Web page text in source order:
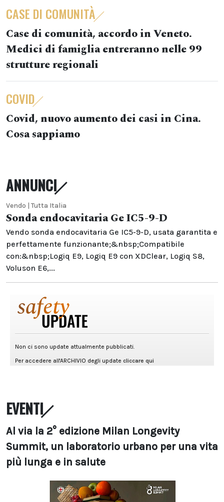
CASE DI COMUNITÀ
Case di comunità, accordo in Veneto.
Medici di famiglia entreranno nelle 99
strutture regionali
COVID
Covid, nuovo aumento dei casi in Cina.
Cosa sappiamo
ANNUNCI
Vendo | Tutta Italia
Sonda endocavitaria Ge IC5-9-D
Vendo sonda endocavitaria Ge IC5-9-D, usata garantita e
perfettamente funzionante;&nbsp;Compatibile
con:&nbsp;Logiq E9, Logiq E9 con XDClear, Logiq S8,
Voluson E6,...
EVENTI
Al via la 2° edizione Milan Longevity
Summit, un laboratorio urbano per una vita
più lunga e in salute